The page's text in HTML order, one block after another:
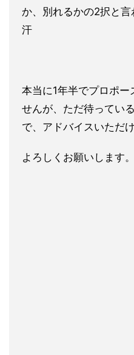
か、別れるかの2択 と
汗
本当に1年半でプロポー
せんが、ただ待ってい
で、アドバイスいただ
よろしくお願いします。